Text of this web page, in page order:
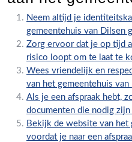
Neem altijd je
gemeentehuis van Dilsen
Zorg ervoor dat je op tijd
risico loopt om te laat te
Wees vriendelijk en
van het gemeentehuis van
Als je een afspraak hebt,
documenten die nodig zijn
Bekijk de website van het
voordat je naar een